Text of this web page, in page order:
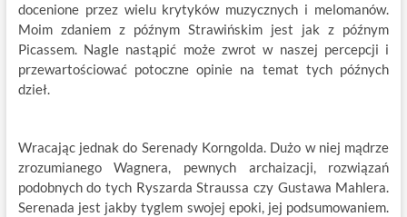
docenione przez wielu krytyków muzycznych i melomanów.
Moim zdaniem z późnym Strawińskim jest jak z późnym
Picassem. Nagle nastąpić może zwrot w naszej percepcji i
przewartościować potoczne opinie na temat tych późnych
dzieł.
Wracając jednak do Serenady Korngolda. Dużo w niej mądrze
zrozumianego Wagnera, pewnych archaizacji, rozwiązań
podobnych do tych Ryszarda Straussa czy Gustawa Mahlera.
Serenada jest jakby tyglem swojej epoki, jej podsumowaniem.